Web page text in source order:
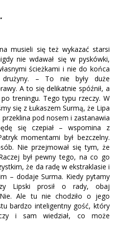
musieli się też wykazać starsi
nie wdawał się w pyskówki,
ścieżkami i nie do końca
drużyny. – To nie były duże
A to się delikatnie spóźnił, a
treningu. Tego typu rzeczy. W
się z Łukaszem Surmą, że Lipa
pod nosem i zastanawia
się czepiał – wspomina z
momentami był bezczelny.
Nie przejmował się tym, że
był pewny tego, na co go
że da radę w ekstraklasie i
– dodaje Surma. Kiedy pytamy
Lipski prosił o rady, obaj
Ale tu nie chodziło o jego
bardzo inteligentny gość, który
i sam wiedział, co może